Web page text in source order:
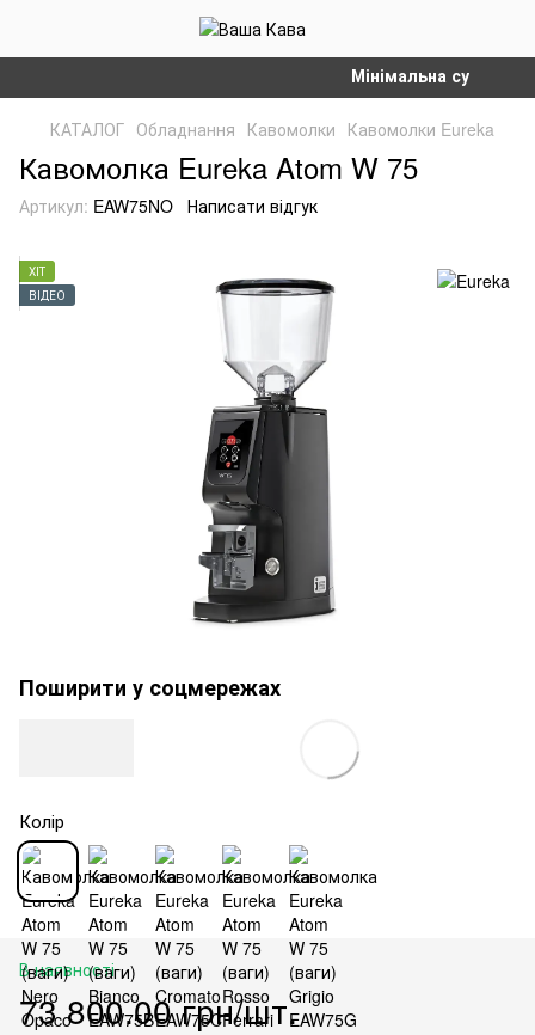
Мінімальна сума
КАТАЛОГ Обладнання Кавомолки Кавомолки Eureka
Кавомолка Eureka Atom W 75
Артикул: EAW75NO Написати відгук
ХІТ
ВІДЕО
Поширити у соцмережах
Колір
В наявності
73 800.00 грн/шт.